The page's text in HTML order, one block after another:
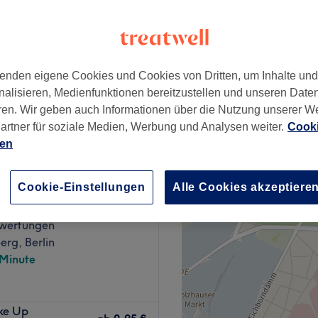
Gerät
0,50 €
1 €
Berlin, Charlottenburg-
Berlin
Up
eigene Cookies und Cookies von Dritten, um Inhalte
Medienfunktionen bereitzustellen und unseren
Wir geben auch Informationen über die Nutzung unserer
für soziale Medien, Werbung und Analysen weiter.
Cookie-Einstellungen Alle Cookies akzeptieren